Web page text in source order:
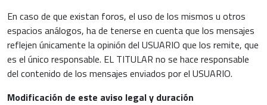
En caso de que existan foros, el uso de los mismos u otros
espacios análogos, ha de tenerse en cuenta que los mensajes
reflejen únicamente la opinión del USUARIO que los remite, que
es el único responsable. EL TITULAR no se hace responsable
del contenido de los mensajes enviados por el USUARIO.
Modificación de este aviso legal y duración